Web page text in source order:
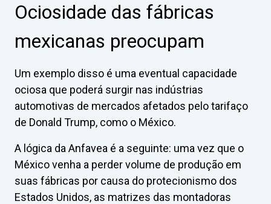
Ociosidade das fábricas
mexicanas preocupam
Um exemplo disso é uma eventual capacidade
ociosa que poderá surgir nas indústrias
automotivas de mercados afetados pelo tarifaço
de Donald Trump, como o México.
A lógica da Anfavea é a seguinte: uma vez que o
México venha a perder volume de produção em
suas fábricas por causa do protecionismo dos
Estados Unidos, as matrizes das montadoras